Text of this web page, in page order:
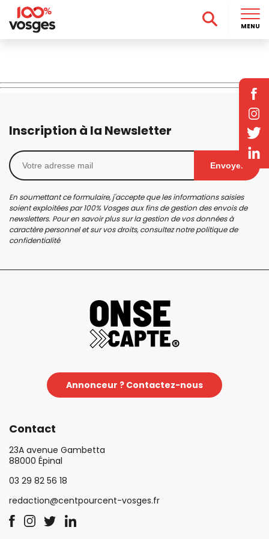
Inscription à la Newsletter
Envoyer
En soumettant ce formulaire, j'accepte que les informations saisies
soient exploitées par 100% Vosges aux fins de gestion des envois de
newsletters. Pour en savoir plus sur la gestion de vos données à
caractère personnel et sur vos droits, consultez notrepolitique de
confidentialité
Annonceur ? Contactez-nous
Contact
23A avenue Gambetta
88000 Épinal
03 29 82 56 18
redaction@centpourcent-vosges.fr
MENU